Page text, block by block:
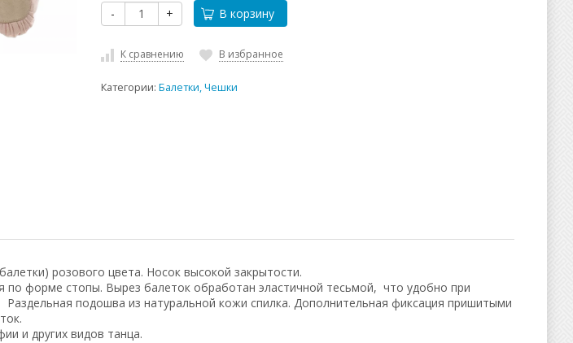
- + В корзину
К сравнению В избранное
Категории: Балетки, Чешки
розового цвета. Носок высокой закрытости.
по форме стопы. Вырез балеток обработан эластичной тесьмой, что удобно при
подошва из натуральной кожи спилка. Дополнительная фиксация пришитыми
и других видов танца.